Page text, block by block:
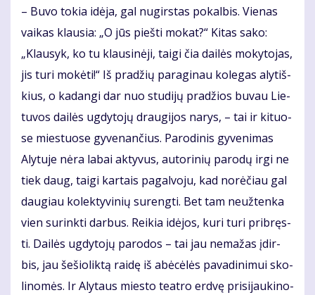
– Bu­vo to­kia idė­ja, gal nu­girs­tas po­kal­bis. Vie­nas
vai­kas klau­sia: „O jūs pieš­ti mo­kat?“ Ki­tas sa­ko:
„Klau­syk, ko tu klau­si­nė­ji, tai­gi čia dai­lės mo­ky­to­jas,
jis tu­ri mo­kė­ti!“ Iš pra­džių pa­ra­gi­nau ko­le­gas aly­tiš­
kius, o ka­dan­gi dar nuo stu­di­jų pra­džios bu­vau Lie­
tu­vos dai­lės ug­dy­to­jų drau­gi­jos na­rys, – tai ir ki­tuo­
se mies­tuo­se gy­ve­nan­čius. Pa­ro­di­nis gy­ve­ni­mas
Aly­tu­je nė­ra la­bai ak­ty­vus, au­to­ri­nių pa­ro­dų ir­gi ne
tiek daug, tai­gi kar­tais pa­gal­vo­ju, kad no­rė­čiau gal
dau­giau ko­lek­ty­vi­nių su­reng­ti. Bet tam ne­už­ten­ka
vien su­rink­ti dar­bus. Rei­kia idė­jos, ku­ri tu­ri pri­bręs­
ti. Dai­lės ug­dy­to­jų pa­ro­dos – tai jau ne­ma­žas įdir­
bis, jau še­šio­lik­tą rai­dę iš abė­cė­lės pa­va­di­ni­mui sko­
li­no­mės. Ir Aly­taus mies­to te­at­ro erd­vę pri­si­jau­ki­no­